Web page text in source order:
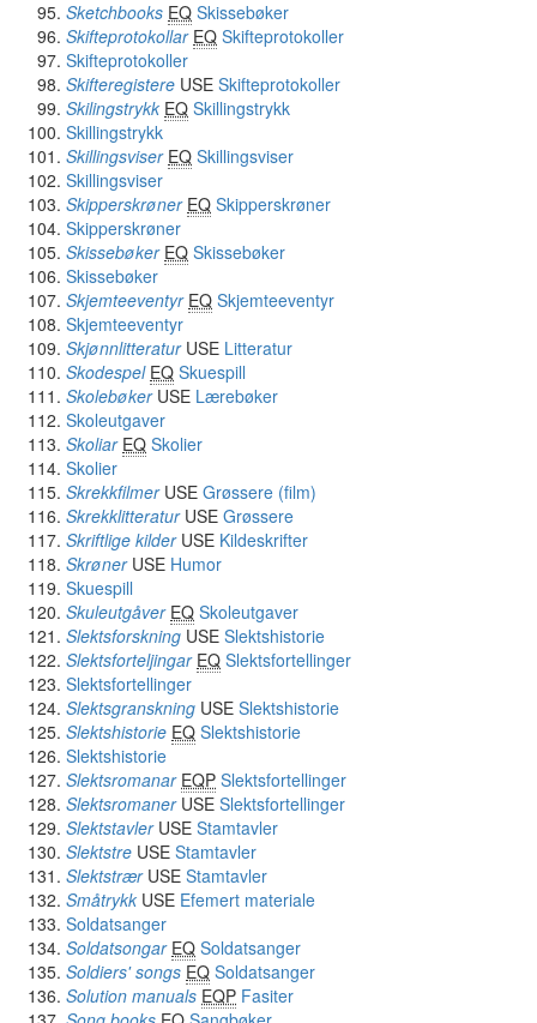
Sketchbooks EQ Skissebøker
Skifteprotokollar EQ Skifteprotokoller
Skifteprotokoller
Skifteregistere USE Skifteprotokoller
Skilingstrykk EQ Skillingstrykk
Skillingstrykk
Skillingsviser EQ Skillingsviser
Skillingsviser
Skipperskrøner EQ Skipperskrøner
Skipperskrøner
Skissebøker EQ Skissebøker
Skissebøker
Skjemteeventyr EQ Skjemteeventyr
Skjemteeventyr
SkjønnlitteraturUSE Litteratur
Skodespel EQ Skuespill
SkolebøkerUSE Lærebøker
Skoleutgaver
Skoliar EQ Skolier
Skolier
SkrekkfilmerUSE Grøssere (film)
SkrekklitteraturUSE Grøssere
Skriftlige kilderUSE Kildeskrifter
SkrønerUSE Humor
Skuespill
Skuleutgåver EQ Skoleutgaver
Slektsforskning USE Slektshistorie
Slektsforteljingar EQ Slektsfortellinger
Slektsfortellinger
Slektsgranskning USE Slektshistorie
Slektshistorie EQ Slektshistorie
Slektshistorie
Slektsromanar EQP Slektsfortellinger
SlektsromanerUSE Slektsfortellinger
SlektstavlerUSE Stamtavler
Slektstre USE Stamtavler
SlektstrærUSE Stamtavler
Småtrykk USE Efemert materiale
Soldatsanger
Soldatsongar EQ Soldatsanger
Soldiers' songs EQ Soldatsanger
Solution manuals EQP Fasiter